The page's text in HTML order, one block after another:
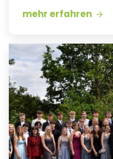
mehr erfahren